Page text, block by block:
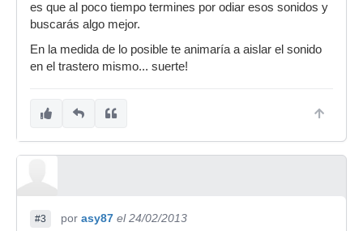
es que al poco tiempo termines por odiar esos sonidos y
buscarás algo mejor.
En la medida de lo posible te animaría a aislar el sonido
en el trastero mismo... suerte!
#3 por asy87 el 24/02/2013